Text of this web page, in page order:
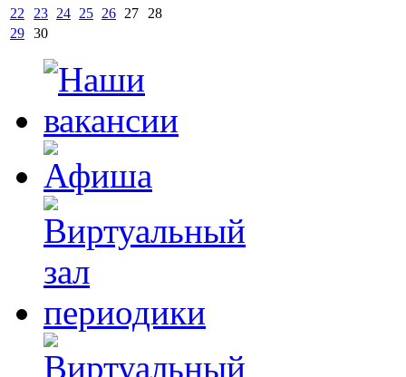
22
23 24 25 26 27
28
29 30